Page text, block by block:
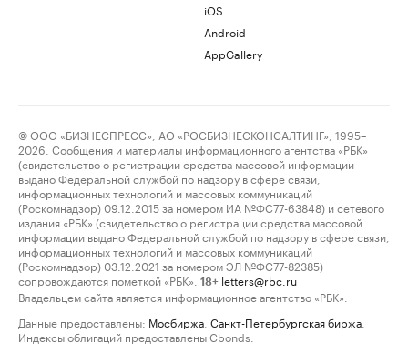
iOS
Android
AppGallery
© ООО «БИЗНЕСПРЕСС», АО «РОСБИЗНЕСКОНСАЛТИНГ», 1995–
2026. Сообщения и материалы информационного агентства «РБК»
(свидетельство о регистрации средства массовой информации
выдано Федеральной службой по надзору в сфере связи,
информационных технологий и массовых коммуникаций
(Роскомнадзор) 09.12.2015 за номером ИА №ФС77-63848) и сетевого
издания «РБК» (свидетельство о регистрации средства массовой
информации выдано Федеральной службой по надзору в сфере связи,
информационных технологий и массовых коммуникаций
(Роскомнадзор) 03.12.2021 за номером ЭЛ №ФС77-82385)
сопровождаются пометкой «РБК».
18+ letters@rbc.ru
Владельцем сайта является информационное агентство «РБК».
Данные предоставлены: Мосбиржа Санкт-Петербургская биржа
Индексы облигаций предоставлены Cbonds.